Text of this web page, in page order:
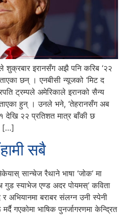
शुक्रबार इरानसँग अझै पनि करिब ‘२२
छन् । एनबीसी न्यूजको ‘मिट द
ट्रम्पले अमेरिकाले इरानको सैन्य
हुन् । उनले भने, ‘तेहरानसँग अब
देखि २२ प्रतिशत मात्र बाँकी छ
[…]
सबै
सान्चेज रैथाने भाषा ‘जोक’ मा
स्याभेज एण्ड अदर पोयमस्’ कविता
बराबर संलग्न उनी स्पेनी
गएकोमा भाषिक पुनर्जागरणमा केन्द्रित